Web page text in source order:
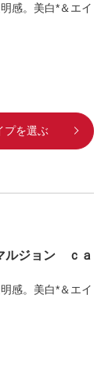
感。美白*＆エイ
プを選ぶ
ルジョン ｃａ
感。美白*＆エイ